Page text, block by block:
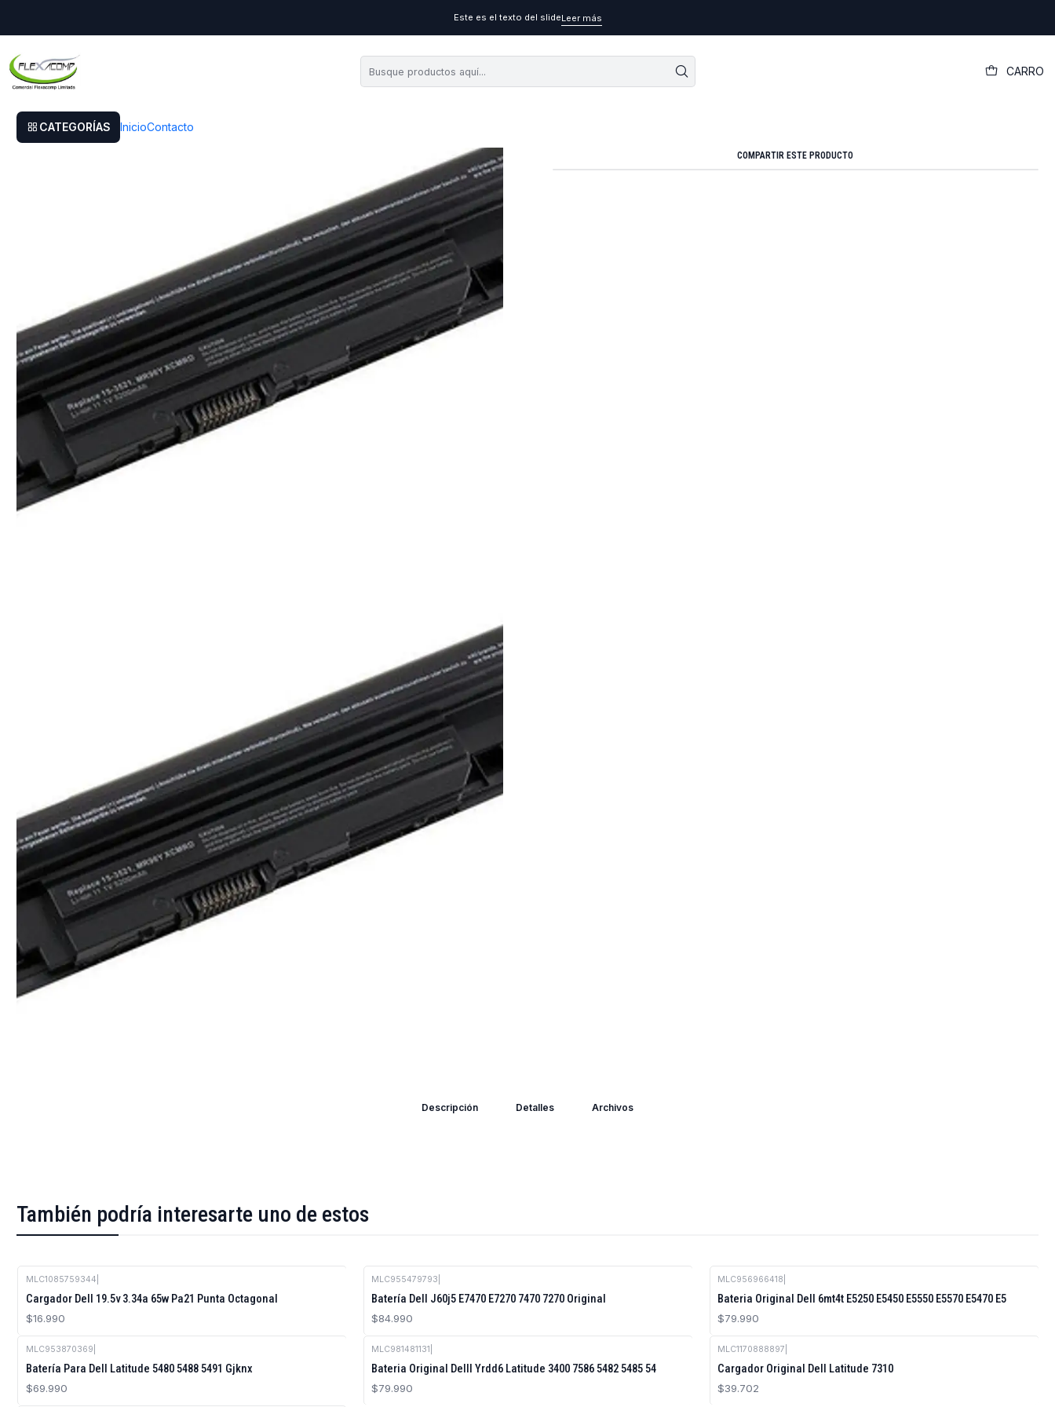
CARRO
CATEGORÍAS InicioContacto
Este es el texto del slideLeer más
Bateria Alternativa Dell 3421 - 3521
COMPARTIR ESTE PRODUCTO
Descripción Detalles Archivos
También podría interesarte uno de estos
MLC1085759344
Cargador Dell 19.5v 3.34a 65w Pa21 Punta Octagonal
$16.990
MLC955479793
Batería Dell J60j5 E7470 E7270 7470 7270 Original
$84.990
MLC956966418
Bateria Original Dell 6mt4t E5250 E5450 E5550 E5570 E5470 E5
$79.990
MLC953870369
Batería Para Dell Latitude 5480 5488 5491 Gjknx
$69.990
MLC981481131
Bateria Original Delll Yrdd6 Latitude 3400 7586 5482 5485 54
$79.990
MLC1170888897
Cargador Original Dell Latitude 7310
$39.702